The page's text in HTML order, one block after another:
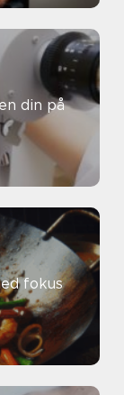
din på